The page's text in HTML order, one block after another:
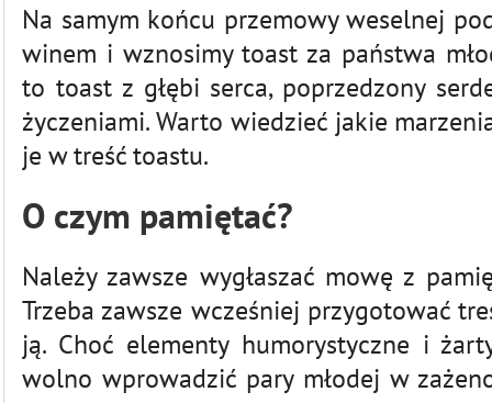
Na samym końcu przemowy weselnej
winem i wznosimy toast za państwa
to toast z głębi serca, poprzedzony
życzeniami. Warto wiedzieć jakie
je w treść toastu.
O czym pamiętać?
Należy zawsze wygłaszać mowę z
Trzeba zawsze wcześniej przygotować
ją. Choć elementy humorystyczne i
wolno wprowadzić pary młodej w